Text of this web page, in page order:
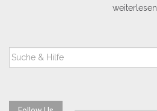
weiterlesen
SUCHEN
NACH: